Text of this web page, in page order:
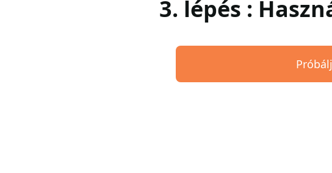
3. lépés :